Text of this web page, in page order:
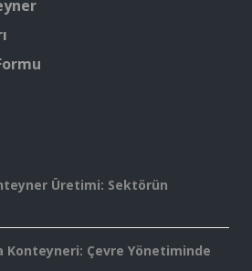
Üretimi: Sektörün
Konteyneri: Çevre Yönetiminde